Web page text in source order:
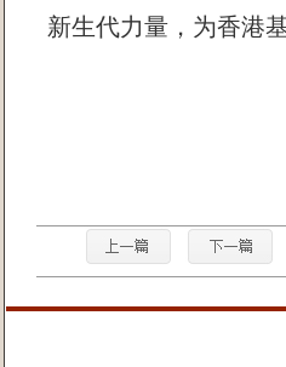
新生代力量，为香港